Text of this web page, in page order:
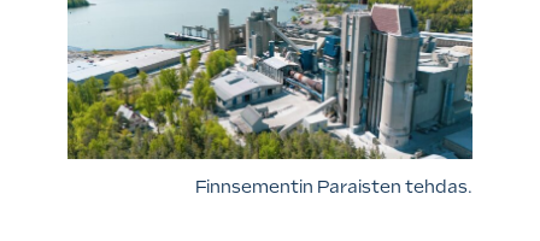
Finnsementin Paraisten tehdas.